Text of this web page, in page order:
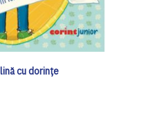
cu dorințe